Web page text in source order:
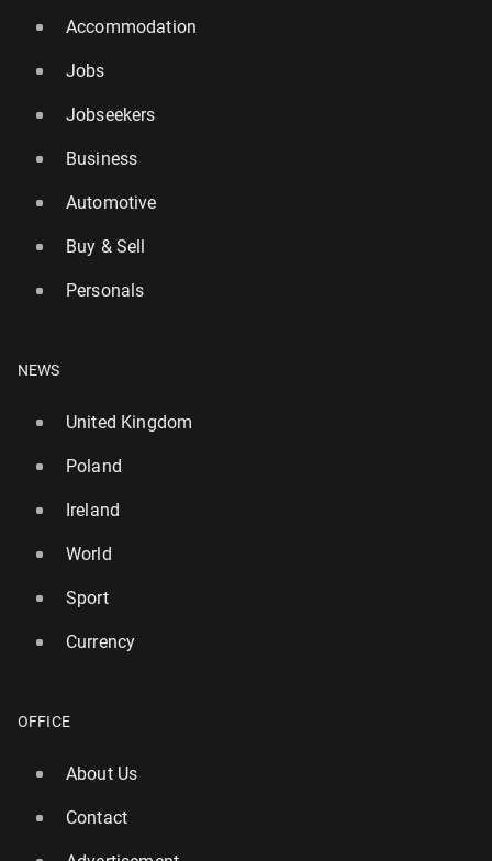
Accommodation
Jobs
Jobseekers
Business
Automotive
Buy & Sell
Personals
NEWS
United Kingdom
Poland
Ireland
World
Sport
Currency
OFFICE
About Us
Contact